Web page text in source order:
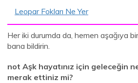
Leopar Fokları Ne Yer
Her iki durumda da, hemen aşağıya
bana bildirin.
not Aşk hayatınız için geleceğin
merak ettiniz mi?